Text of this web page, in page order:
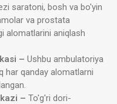
saratoni, bosh va bo'yin
va prostata
alomatlarini aniqlash
– Ushbu ambulatoriya
har qanday alomatlarni
– To'g'ri dori-